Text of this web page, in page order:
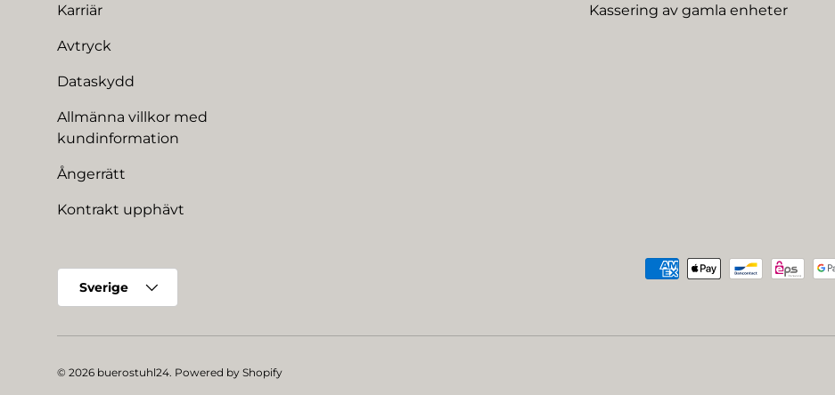
Karriär
Avtryck
Dataskydd
Allmänna villkor med
kundinformation
Ångerrätt
Kontrakt upphävt
Kassering av gamla enheter
Betalningsmetoder
Sverige
© 2026 buerostuhl24. Powered by Shopify